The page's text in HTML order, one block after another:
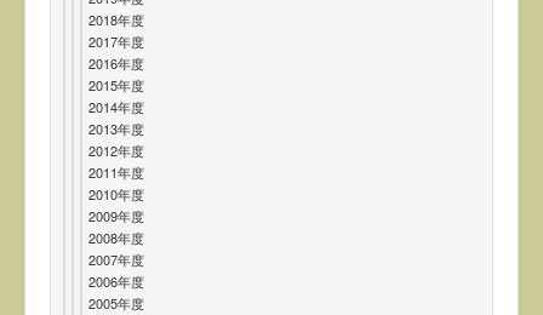
2018年度
2017年度
2016年度
2015年度
2014年度
2013年度
2012年度
2011年度
2010年度
2009年度
2008年度
2007年度
2006年度
2005年度